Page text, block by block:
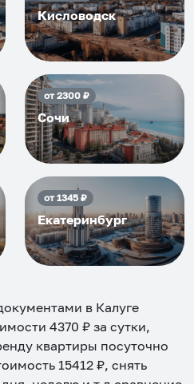
Кисловодск
от2300₽
Сочи
от1345₽
Екатеринбург
в Калуге
4370 ₽ за сутки,
квартиры посуточно
15412 ₽, снять